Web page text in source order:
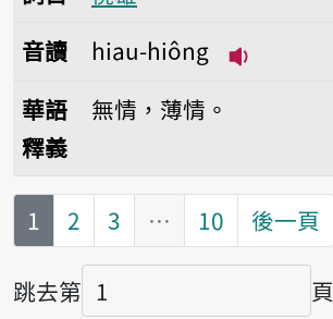
音讀
hiau-hiông
華語
釋義
無情，薄情。
第
1 2 3 … 10 後一頁
跳去第
頁碼
頁